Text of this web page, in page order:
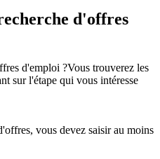
d'offres
d'emploi ?Vous trouverez les
sur l'étape qui vous intéresse
vous devez saisir au moins